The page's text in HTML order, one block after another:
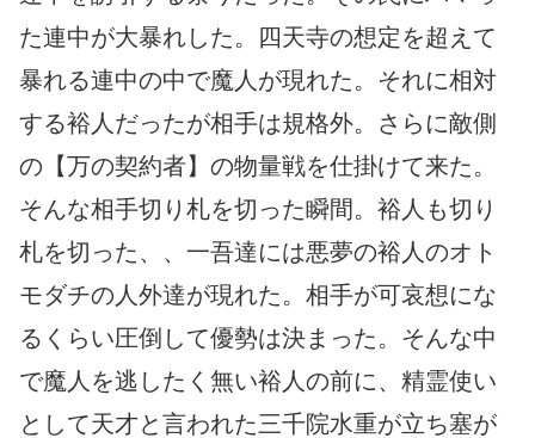
た連中が大暴れした。四天寺の想定を超えて
暴れる連中の中で魔人が現れた。それに相対
する裕人だったが相手は規格外。さらに敵側
の【万の契約者】の物量戦を仕掛けて来た。
そんな相手切り札を切った瞬間。裕人も切り
札を切った、、一吾達には悪夢の裕人のオト
モダチの人外達が現れた。相手が可哀想にな
るくらい圧倒して優勢は決まった。そんな中
で魔人を逃したく無い裕人の前に、精霊使い
として天才と言われた三千院水重が立ち塞が